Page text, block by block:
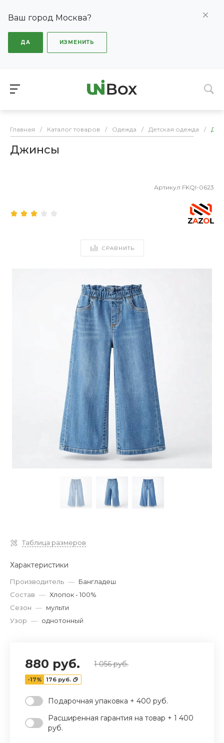
Ваш город Москва?
ДА ИЗМЕНИТЬ
Главная / Каталог товаров / Одежда / Детская одежда /
Джинсы
Артикул FKQI-0623
СРАВНИТЬ
Таблица размеров
Характеристики
Производитель — Бангладеш
Состав — Хлопок - 100%
Сезон — мульти
Узор — однотонный
880 руб. 1 056 руб.
-17% 176 руб.
Подарочная упаковка + 400 руб.
Расширенная гарантия на товар + 1 400
руб.